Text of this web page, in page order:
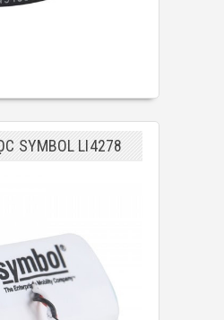
nhãn khác nhau chúng ta
SYMBOL LI4278